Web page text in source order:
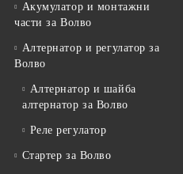
Акумулатор и монтажни
части за Волво
Алтернатор и регулатор за
Волво
Алтернатор и шайба
алтернатор за Волво
Реле регулатор
Стартер за Волво